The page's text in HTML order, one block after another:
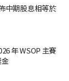
中期股息相等於
年 WSOP 主賽